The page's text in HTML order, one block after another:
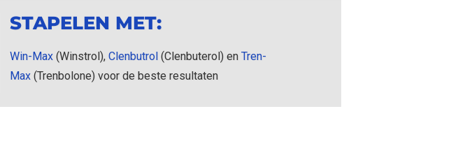
STAPELEN MET:
Win-Max (Winstrol), Clenbutrol (Clenbuterol) en Tren-
Max (Trenbolone) voor de beste resultaten